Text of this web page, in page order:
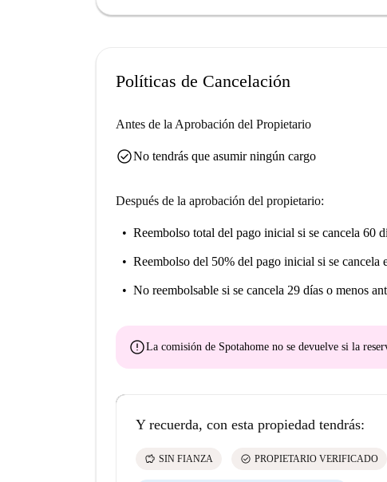
supermercado Sainsbury's cercano para sus compras.
Políticas de Cancelación
Antes de la Aprobación del Propietario
check_circleNo tendrás que asumir ningún cargo
Después de la aprobación del propietario:
Reembolso total del pago inicial si se cancela 60
Reembolso del 50% del pago inicial si se cancela
No reembolsable si se cancela 29 días o menos
errorLa comisión de Spotahome no se devuelve si la
Y recuerda, con esta propiedad tendrás:
savings SIN FIANZA check_circle PROPIETARIO VERIFICADO